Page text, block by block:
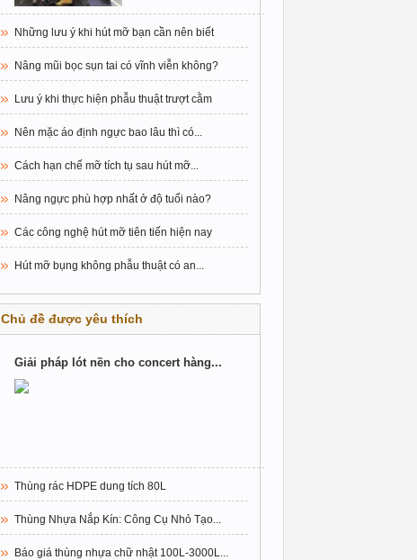
Những lưu ý khi hút mỡ bạn cần nên biết
Nâng mũi bọc sụn tai có vĩnh viễn không?
Lưu ý khi thực hiện phẫu thuật trượt cằm
Nên mặc áo định ngực bao lâu thì có...
Cách hạn chế mỡ tích tụ sau hút mỡ...
Nâng ngực phù hợp nhất ở độ tuổi nào?
Các công nghệ hút mỡ tiên tiến hiện nay
Hút mỡ bụng không phẫu thuật có an...
Chủ đề được yêu thích
Giải pháp lót nền cho concert hàng...
Thùng rác HDPE dung tích 80L
Thùng Nhựa Nắp Kín: Công Cụ Nhỏ Tạo...
Báo giá thùng nhựa chữ nhật 100L-3000L...